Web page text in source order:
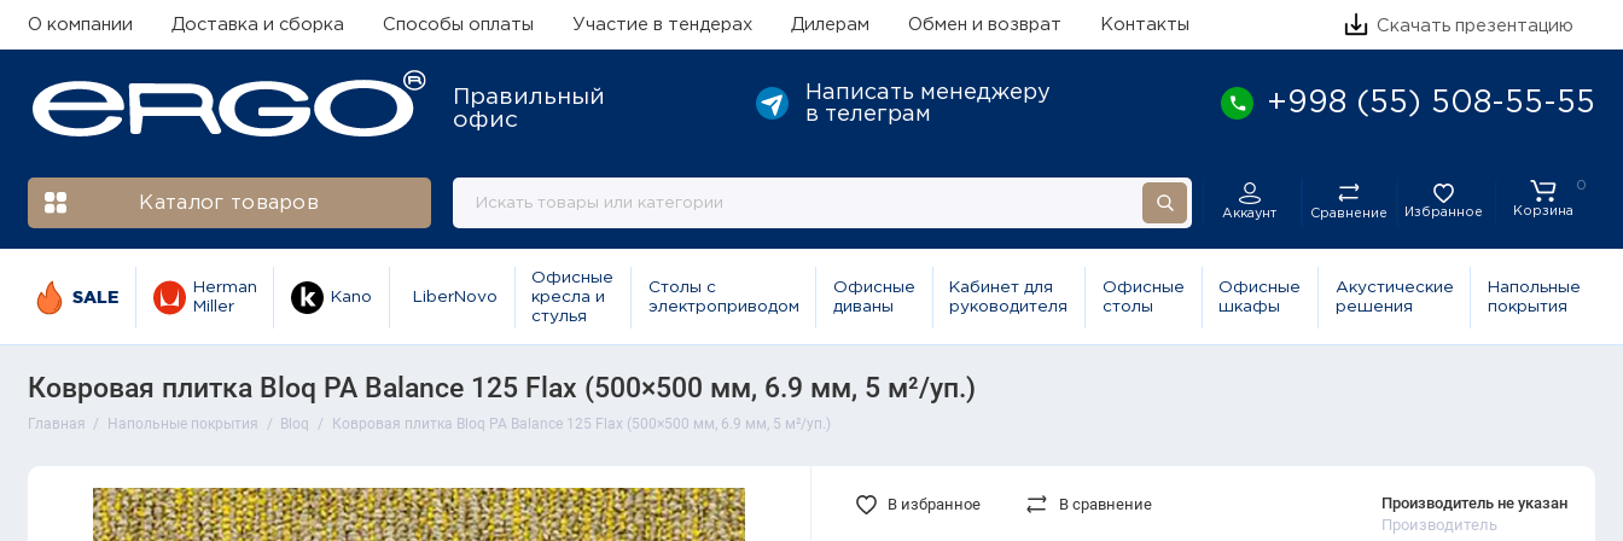
О компании Доставка и сборка Способы оплаты Участие в тендерах Дилерам Обмен и возврат Контакты Скачать презентацию
Правильный
офис
Написать менеджеру
в телеграм
+998 (55) 508-55-55
Каталог товаров
Аккаунт Сравнение Избранное
0
Корзина
SALE
Herman
Miller
Kano LiberNovo
Офисные
кресла и
стулья
Столы с
электроприводом
Офисные
диваны
Кабинет для
руководителя
Офисные
столы
Офисные
шкафы
Акустические
решения
Напольные
покрытия
Ковровая плитка Bloq PA Balance 125 Flax (500×500 мм, 6.9 мм, 5 м²/уп.)
Главная Напольные покрытия Bloq Ковровая плитка Bloq PA Balance 125 Flax (500×500 мм, 6.9 мм, 5 м²/уп.)
Производитель не указан
Производитель
В избранное В сравнение